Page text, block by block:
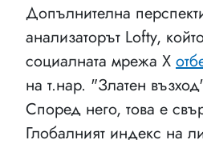
Допълнителна
анализаторът Lofty,
социалната мрежа X
на т.нар. "Златен
Според него, това е
Глобалният индекс на